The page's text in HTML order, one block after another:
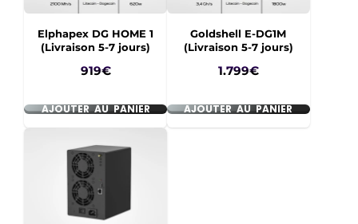
Elphapex DG HOME 1
(Livraison 5-7 jours)
Prix
919€
AJOUTER AU PANIER
Goldshell E-DG1M
(Livraison 5-7 jours)
Prix
1.799€
AJOUTER AU PANIER